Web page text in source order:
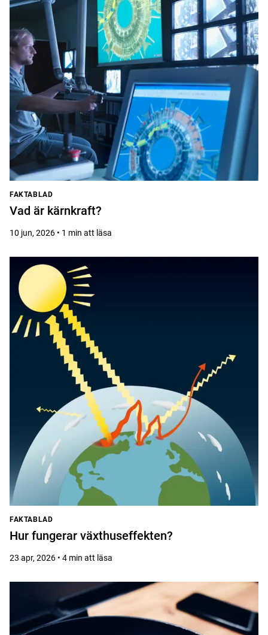
FAKTABLAD
Vad är kärnkraft?
10 jun, 2026 • 1 min att läsa
FAKTABLAD
Hur fungerar växthuseffekten?
23 apr, 2026 • 4 min att läsa